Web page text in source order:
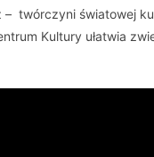
twórczyni światowej
Kultury ułatwia